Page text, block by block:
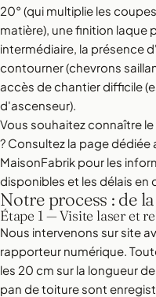
20° (qui multiplie les
matière), une finition laque
intermédiaire, la présence
contourner (chevrons
accès de chantier difficile
d'ascenseur).
Vous souhaitez connaître
? Consultez la page dédiée
MaisonFabrik pour les
disponibles et les délais en
Notre process : de
Étape 1 — Visite laser et
Nous intervenons sur site
rapporteur numérique.
les 20 cm sur la longueur
pan de toiture sont